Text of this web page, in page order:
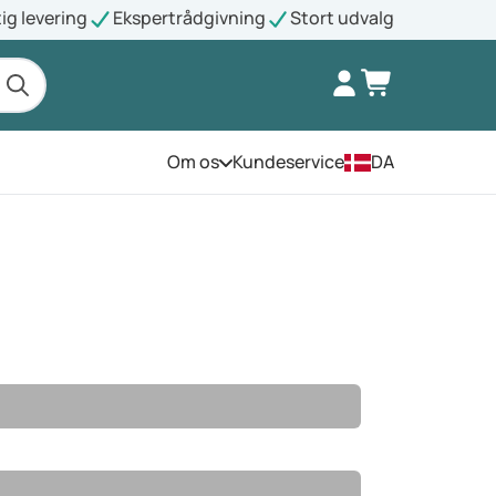
levering Ekspertrådgivning Stort udvalg
Om osÅbn menuen
Kundeservice DA